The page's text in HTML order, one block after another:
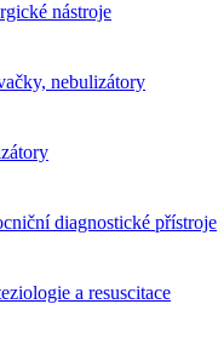
nástroje
nebulizátory
diagnostické přístroje
a resuscitace